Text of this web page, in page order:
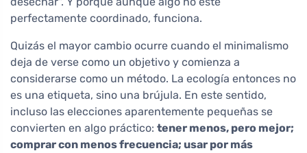
perfectamente coordinado, funciona.
Quizás el mayor cambio ocurre cuando el minimalismo
deja de verse como un objetivo y comienza a
considerarse como un método. La ecología entonces no
es una etiqueta, sino una brújula. En este sentido,
incluso las elecciones aparentemente pequeñas se
convierten en algo práctico: tener menos, pero mejor;
comprar con menos frecuencia; usar por más